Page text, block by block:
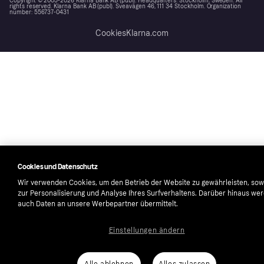
rights reserved. Klarna Bank AB (publ). Sveavägen 46, 111 34 Stockholm. Organization
number: 556737-0431
CookiesKlarna.com
Cookies und Datenschutz
Wir verwenden Cookies, um den Betrieb der Website zu gewährleisten,
zur Personalisierung und Analyse Ihres Surfverhaltens. Darüber hinaus
auch Daten an unsere Werbepartner übermittelt.
Einstellungen ändern